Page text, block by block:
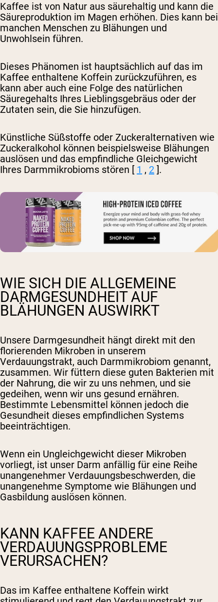
Kaffee ist von Natur aus säurehaltig und kann die
Säureproduktion im Magen erhöhen. Dies kann bei
manchen Menschen zu Blähungen und
Unwohlsein führen.
Dieses Phänomen ist hauptsächlich auf das im
Kaffee enthaltene Koffein zurückzuführen, es
kann aber auch eine Folge des natürlichen
Säuregehalts Ihres Lieblingsgebräus oder der
Zutaten sein, die Sie hinzufügen.
Künstliche Süßstoffe oder Zuckeralternativen wie
Zuckeralkohol können beispielsweise Blähungen
auslösen und das empfindliche Gleichgewicht
Ihres Darmmikrobioms stören [ 1 , 2 ].
WIE SICH DIE ALLGEMEINE
DARMGESUNDHEIT AUF
BLÄHUNGEN AUSWIRKT
Unsere Darmgesundheit hängt direkt mit den
florierenden Mikroben in unserem
Verdauungstrakt, auch Darmmikrobiom genannt,
zusammen. Wir füttern diese guten Bakterien mit
der Nahrung, die wir zu uns nehmen, und sie
gedeihen, wenn wir uns gesund ernähren.
Bestimmte Lebensmittel können jedoch die
Gesundheit dieses empfindlichen Systems
beeinträchtigen.
Wenn ein Ungleichgewicht dieser Mikroben
vorliegt, ist unser Darm anfällig für eine Reihe
unangenehmer Verdauungsbeschwerden, die
unangenehme Symptome wie Blähungen und
Gasbildung auslösen können.
KANN KAFFEE ANDERE
VERDAUUNGSPROBLEME
VERURSACHEN?
Das im Kaffee enthaltene Koffein wirkt